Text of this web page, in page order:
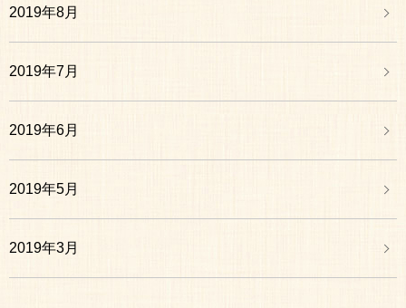
2019年8月
2019年7月
2019年6月
2019年5月
2019年3月